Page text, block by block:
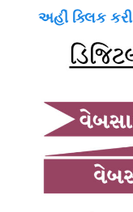
અહીં ક્લિક કરી